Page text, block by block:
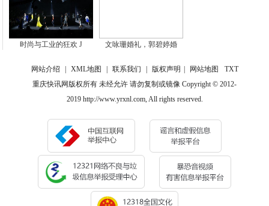
时尚与工业的狂欢 J 文咏珊婚礼，郭碧婷婚
网站介绍 XML地图 联系我们 版权声明 网站地图
TXT
重庆快讯网版权所有 未经允许 请勿复制或镜像 Copyright © 2012-
2019 http://www.yrxnl.com, All rights reserved.